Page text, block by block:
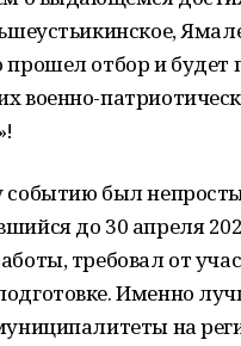
отбор и будет
военно-
был
до 30 апреля
требовал от
Именно
на